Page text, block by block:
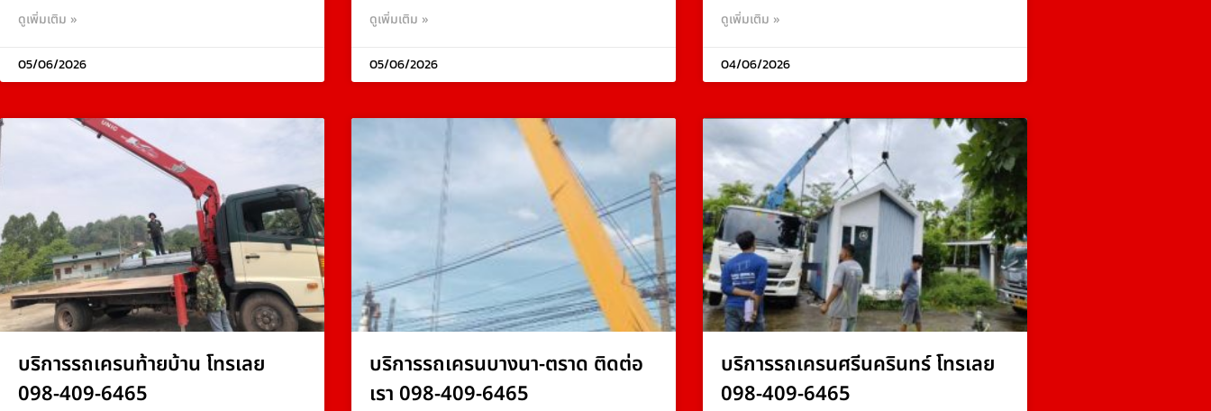
ดูเพิ่มเติม »
05/06/2026
ดูเพิ่มเติม »
05/06/2026
ดูเพิ่มเติม »
04/06/2026
บริการรถเครนท้ายบ้าน โทรเลย
098-409-6465
บริการรถเครนบางนา-ตราด ติดต่อ
เรา 098-409-6465
บริการรถเครนศรีนครินทร์ โทรเลย
098-409-6465